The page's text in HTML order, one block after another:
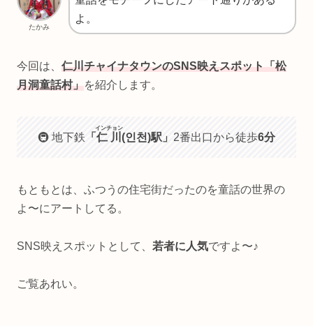
たかみ
よ。
今回は、 仁川チャイナタウンのSNS映えスポット「松
月洞童話村」を紹介します。
🚇 地下鉄 「仁川
インチョン
(인천)駅」 2番出口から徒歩6分
もともとは、ふつうの住宅街だったのを童話の世界の
よ〜にアートしてる。
SNS映えスポットとして、 若者に人気ですよ〜♪
ご覧あれい。